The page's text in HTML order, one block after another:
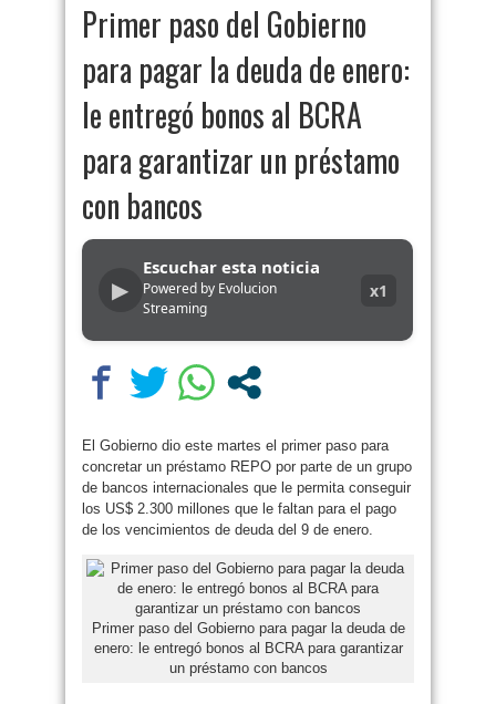
Primer paso del Gobierno
para pagar la deuda de enero:
le entregó bonos al BCRA
para garantizar un préstamo
con bancos
▶
Escuchar esta noticia
Powered by Evolucion
Streaming
x1
El Gobierno dio este martes el primer paso para
concretar un préstamo REPO por parte de un grupo
de bancos internacionales que le permita conseguir
los US$ 2.300 millones que le faltan para el pago
de los vencimientos de deuda del 9 de enero.
Primer paso del Gobierno para pagar la deuda de
enero: le entregó bonos al BCRA para garantizar
un préstamo con bancos